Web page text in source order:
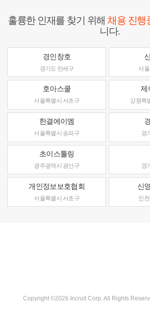
훌륭한 인재를 찾기 위해채용 진행
니다.
경인창호
경기도 만세구 서
호아스쿨
서울특별시 서초구
제
강원특
한결에이엠
서울특별시 송파구 경
초이스툴링
광주광역시 광산구 경
개인정보보호협회
서울특별시 서초구
신
인
Copyright ©2026 Incruit Corp. All Rights